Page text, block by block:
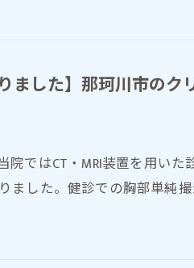
ました】那珂川市のク
ではCT・MRI装置を用いた
ました。健診での胸部単純